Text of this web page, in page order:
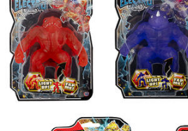
玩具車,貨車,火車及遙控系列
手工藝,文具,蠟筆,泥膠,畫板
Mini Brands
Play-Doh培樂多
8~11歳
12~14歳